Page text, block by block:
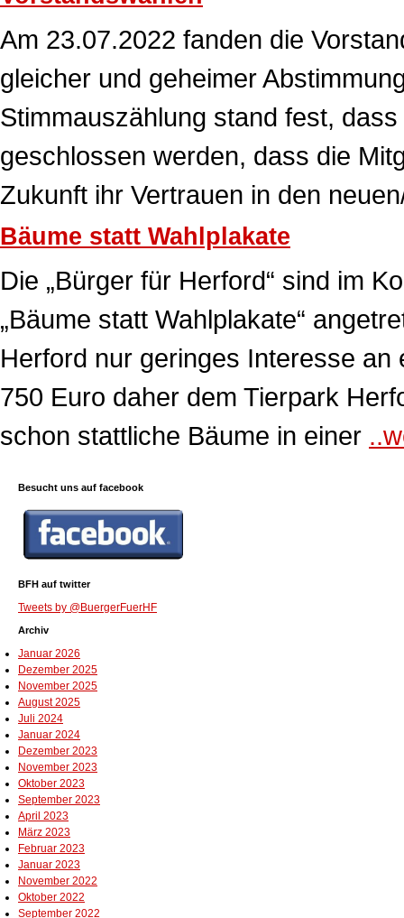
Am 23.07.2022 fanden die
gleicher und geheimer
Stimmauszählung stand fest,
geschlossen werden, dass die
Zukunft ihr Vertrauen in den
Bäume statt Wahlplakate
Die „Bürger für Herford“ sind im
„Bäume statt Wahlplakate“
Herford nur geringes Interesse
750 Euro daher dem Tierpark
schon stattliche Bäume in einer
Besucht uns auf facebook
BFH auf twitter
Tweets by @BuergerFuerHF
Archiv
Januar 2026
Dezember 2025
November 2025
August 2025
Juli 2024
Januar 2024
Dezember 2023
November 2023
Oktober 2023
September 2023
April 2023
März 2023
Februar 2023
Januar 2023
November 2022
Oktober 2022
September 2022